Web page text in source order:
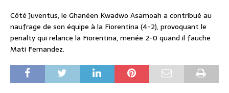
Côté Juventus, le Ghanéen Kwadwo Asamoah a contribué au
naufrage de son équipe à la Fiorentina (4-2), provoquant le
penalty qui relance la Fiorentina, menée 2-0 quand il fauche
Mati Fernandez.